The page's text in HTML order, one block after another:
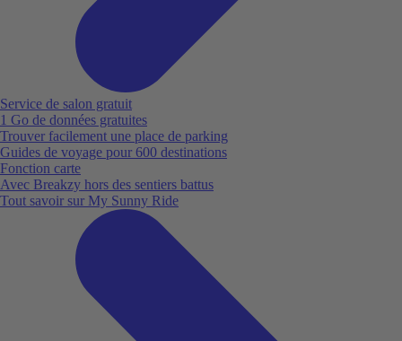
Service de salon gratuit
1 Go de données gratuites
Trouver facilement une place de parking
Guides de voyage pour 600 destinations
Fonction carte
Avec Breakzy hors des sentiers battus
Tout savoir sur My Sunny Ride